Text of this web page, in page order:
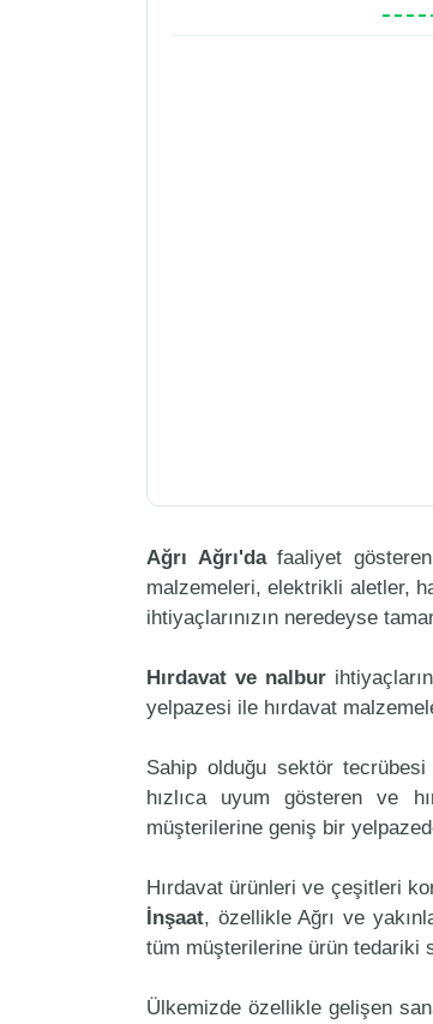
Ağrı Ağrı'dafaaliyet
malzemeleri, elektrikli aletler,
ihtiyaçlarınızın neredeyse
Hırdavat ve nalbur
yelpazesi ile hırdavat
Sahip olduğu sektör
hızlıca uyum gösteren ve
müşterilerine geniş bir
Hırdavat ürünleri ve çeşitleri
İnşaat, özellikle Ağrı ve
tüm müşterilerine ürün tedariki
Ülkemizde özellikle gelişen